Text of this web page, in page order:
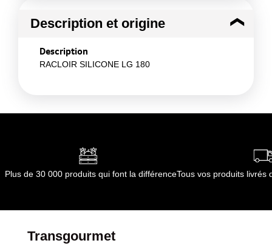
Description et origine
Description
RACLOIR SILICONE LG 180
Plus de 30 000 produits qui font la différenceTous vos produits livrés
Transgourmet